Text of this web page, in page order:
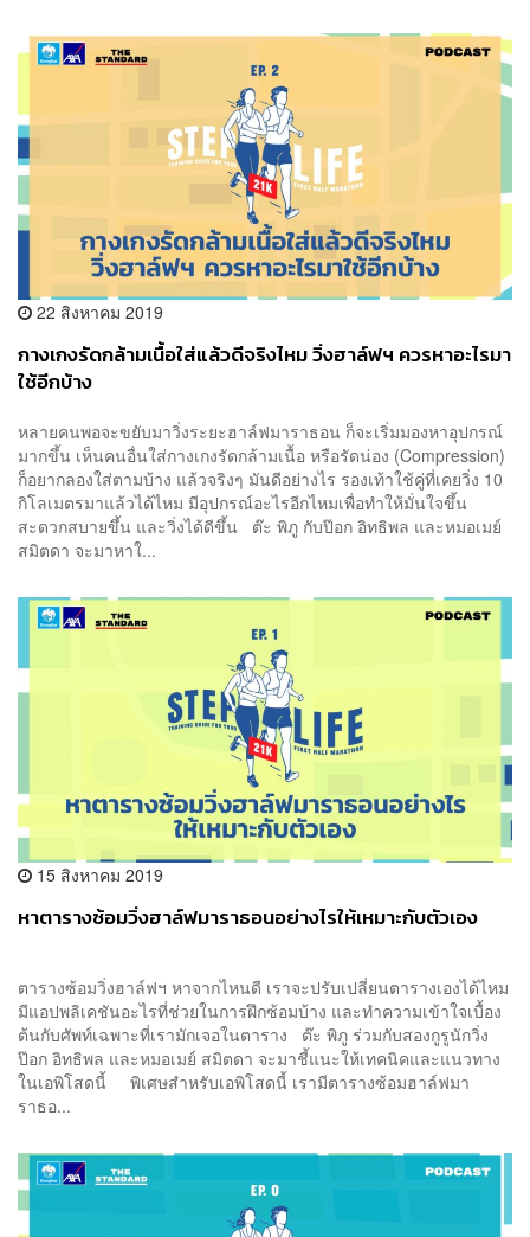
22 สิงหาคม 2019
กางเกงรัดกล้ามเนื้อใส่แล้วดีจริงไหม วิ่งฮาล์ฟฯ ควรหาอะไรมา
ใช้อีกบ้าง
หลายคนพอจะขยับมาวิ่งระยะฮาล์ฟมาราธอน ก็จะเริ่มมองหาอุปกรณ์
มากขึ้น เห็นคนอื่นใส่กางเกงรัดกล้ามเนื้อ หรือรัดน่อง (Compression)
ก็อยากลองใส่ตามบ้าง แล้วจริงๆ มันดีอย่างไร รองเท้าใช้คู่ที่เคยวิ่ง 10
กิโลเมตรมาแล้วได้ไหม มีอุปกรณ์อะไรอีกไหมเพื่อทำให้มั่นใจขึ้น
สะดวกสบายขึ้น และวิ่งได้ดีขึ้น ต๊ะ พิภู กับป๊อก อิทธิพล และหมอเมย์
สมิตดา จะมาหาใ...
15 สิงหาคม 2019
หาตารางซ้อมวิ่งฮาล์ฟมาราธอนอย่างไรให้เหมาะกับตัวเอง
ตารางซ้อมวิ่งฮาล์ฟฯ หาจากไหนดี เราจะปรับเปลี่ยนตารางเองได้ไหม
มีแอปพลิเคชันอะไรที่ช่วยในการฝึกซ้อมบ้าง และทำความเข้าใจเบื้อง
ต้นกับศัพท์เฉพาะที่เรามักเจอในตาราง ต๊ะ พิภู ร่วมกับสองกูรูนักวิ่ง
ป๊อก อิทธิพล และหมอเมย์ สมิตดา จะมาชี้แนะให้เทคนิคและแนวทาง
ในเอพิโสดนี้ พิเศษสำหรับเอพิโสดนี้ เรามีตารางซ้อมฮาล์ฟมา
ราธอ...